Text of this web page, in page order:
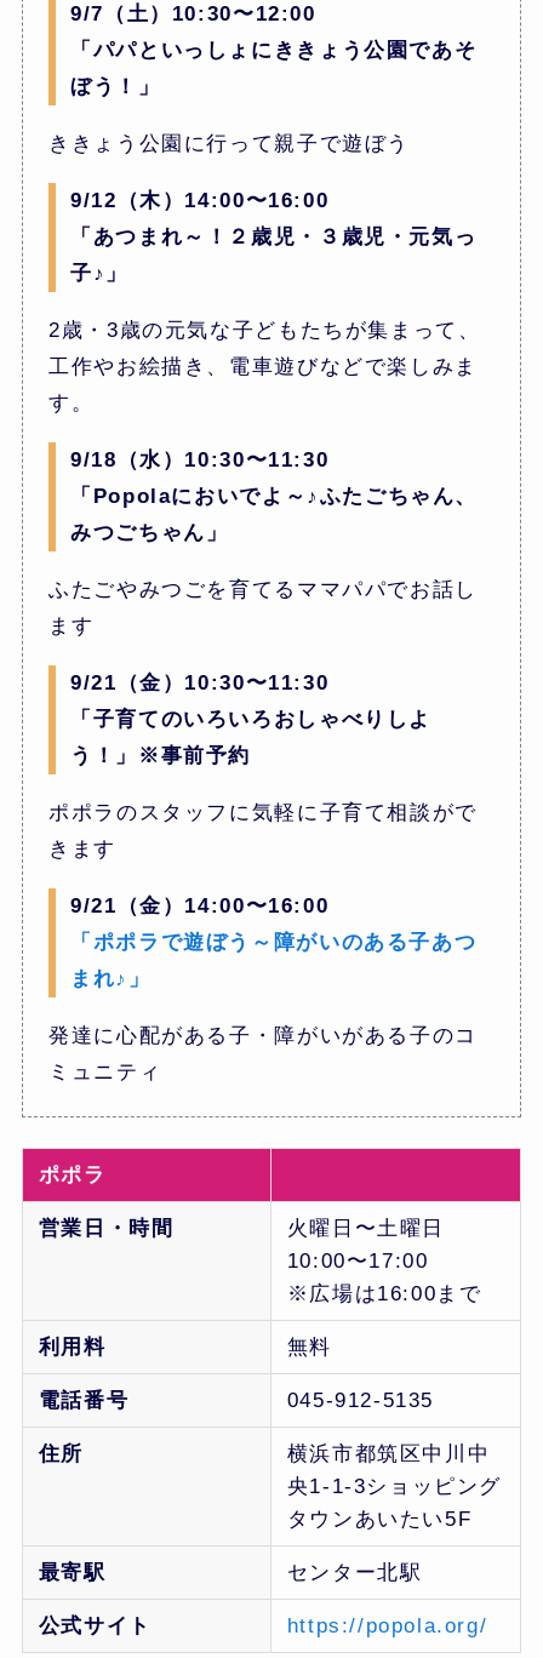
9/7（土）10:30〜12:00
「パパといっしょにききょう公園であそ
ぼう！」
ききょう公園に行って親子で遊ぼう
9/12（木）14:00〜16:00
「あつまれ～！２歳児・３歳児・元気っ
子♪」
2歳・3歳の元気な子どもたちが集まって、
工作やお絵描き、電車遊びなどで楽しみま
す。
9/18（水）10:30〜11:30
「Popolaにおいでよ～♪ふたごちゃん、
みつごちゃん」
ふたごやみつごを育てるママパパでお話し
ます
9/21（金）10:30〜11:30
「子育てのいろいろおしゃべりしよ
う！」※事前予約
ポポラのスタッフに気軽に子育て相談がで
きます
9/21（金）14:00〜16:00
「ポポラで遊ぼう～障がいのある子あつ
まれ♪」
発達に心配がある子・障がいがある子のコ
ミュニティ
ポポラ
営業日・時間
火曜日〜土曜日
10:00〜17:00
※広場は16:00まで
利用料 無料
電話番号 045-912-5135
住所
横浜市都筑区中川中
央1-1-3ショッピング
タウンあいたい5F
最寄駅 センター北駅
公式サイト https://popola.org/